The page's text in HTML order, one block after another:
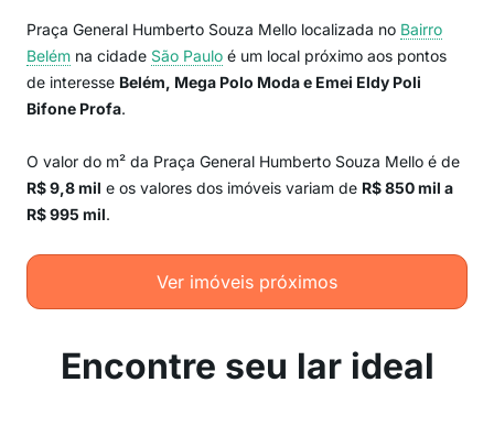
Praça General Humberto Souza Mello localizada no Bairro
Belém na cidade São Paulo é um local próximo aos pontos
de interesse Belém, Mega Polo Moda e Emei Eldy Poli
Bifone Profa.
O valor do m² da Praça General Humberto Souza Mello é de
R$ 9,8 mil e os valores dos imóveis variam de R$ 850 mil a
R$ 995 mil.
Ver imóveis próximos
Encontre seu lar ideal